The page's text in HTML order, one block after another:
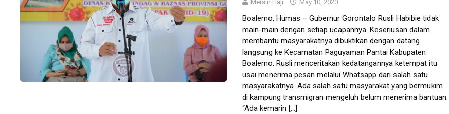
Mersin Haji May 10, 2020
Boalemo, Humas – Gubernur Gorontalo Rusli Habibie tidak
main-main dengan setiap ucapannya. Keseriusan dalam
membantu masyarakatnya dibuktikan dengan datang
langsung ke Kecamatan Paguyaman Pantai Kabupaten
Boalemo. Rusli menceritakan kedatangannya ketempat itu
usai menerima pesan melalui Whatsapp dari salah satu
masyarakatnya. Ada salah satu masyarakat yang bermukim
di kampung transmigran mengeluh belum menerima bantuan.
“Ada kemarin […]